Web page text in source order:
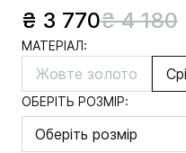
₴ 3 770₴ 4 180
МАТЕРІАЛ:
Жовте золото
ОБЕРІТЬ РОЗМІР:
Оберіть розмір